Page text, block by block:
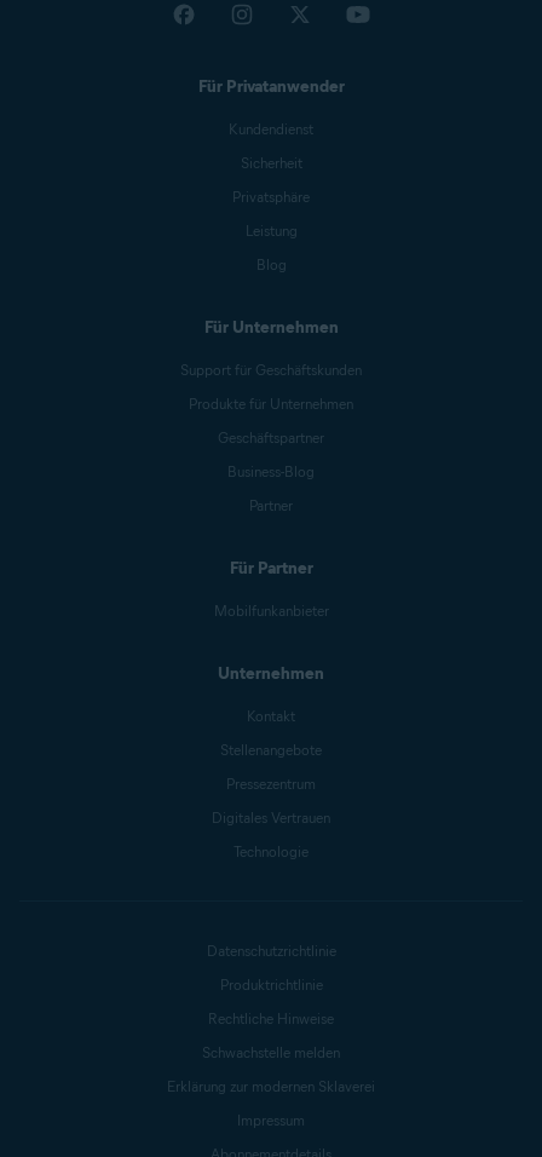
Für Privatanwender
Kundendienst
Sicherheit
Privatsphäre
Leistung
Blog
Für Unternehmen
Support für Geschäftskunden
Produkte für Unternehmen
Geschäftspartner
Business-Blog
Partner
Für Partner
Mobilfunkanbieter
Unternehmen
Kontakt
Stellenangebote
Pressezentrum
Digitales Vertrauen
Technologie
Datenschutzrichtlinie
Produktrichtlinie
Rechtliche Hinweise
Schwachstelle melden
Erklärung zur modernen Sklaverei
Impressum